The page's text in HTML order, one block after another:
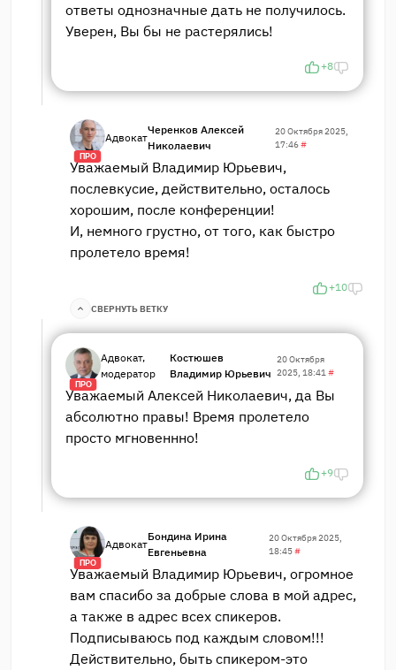
ответы однозначные дать не получилось.
Уверен, Вы бы не растерялись!
+8
ПРО
Адвокат
Черенков Алексей
Николаевич
20 Октября 2025,
17:46#
Уважаемый Владимир Юрьевич,
послевкусие, действительно, осталось
хорошим, после конференции!
И, немного грустно, от того, как быстро
пролетело время!
+10
СВЕРНУТЬ ВЕТКУ
ПРО
Адвокат,
модератор
Костюшев
Владимир Юрьевич
20 Октября
2025, 18:41#
Уважаемый Алексей Николаевич, да Вы
абсолютно правы! Время пролетело
просто мгновеннно!
+9
ПРО
Адвокат
Бондина Ирина
Евгеньевна
20 Октября 2025,
18:45#
Уважаемый Владимир Юрьевич, огромное
вам спасибо за добрые слова в мой адрес,
а также в адрес всех спикеров.
Подписываюсь под каждым словом!!!
Действительно, быть спикером-это